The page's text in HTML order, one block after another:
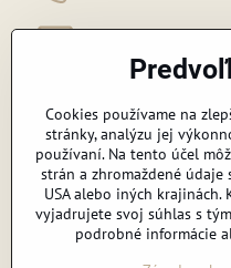
Facebook tiktok
Cookies používame na
stránky, analýzu jej
používaní. Na tento účel
strán a zhromaždené údaje
USA alebo iných krajinách.
vyjadrujete svoj súhlas s
podrobné informácie